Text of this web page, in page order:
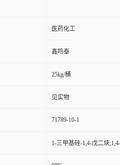
医药化工
鑫鸣泰
25kg/桶
见实物
71789-10-1
1-三甲基硅-1,4-戊二炔